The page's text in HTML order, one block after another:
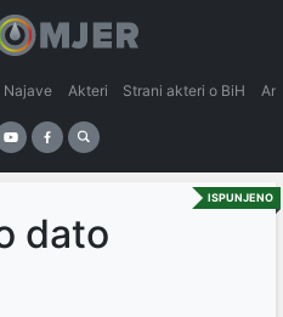
Najave Akteri Strani akteri o BiH
ISPUNJENO
dato